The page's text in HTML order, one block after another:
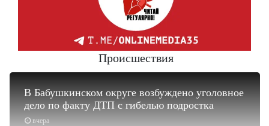
Происшествия
вчера
В Бабушкинском округе возбуждено уголовное
дело по факту ДТП с гибелью подростка